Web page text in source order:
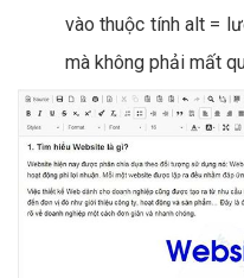
vào thuộc tính alt =
mà không phải mất